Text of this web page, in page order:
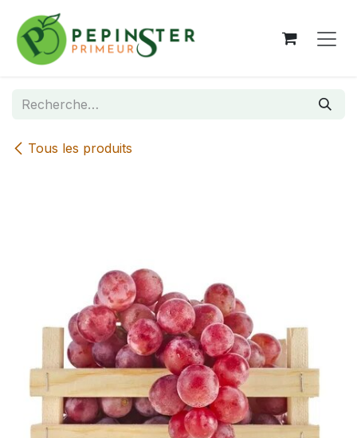
Se rendre au contenu
Tous les produits